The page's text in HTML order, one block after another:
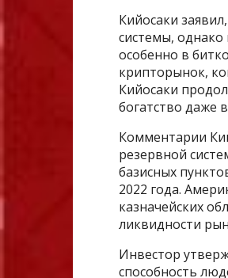
Кийосаки
системы,
особенно в
крипторынок,
Кийосаки
богатство даже
Комментарии
резервной
базисных
2022 года.
казначейских
ликвидности
Инвестор
способность